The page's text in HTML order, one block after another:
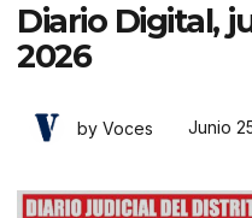
Diario Digital,
2026
by Voces Junio